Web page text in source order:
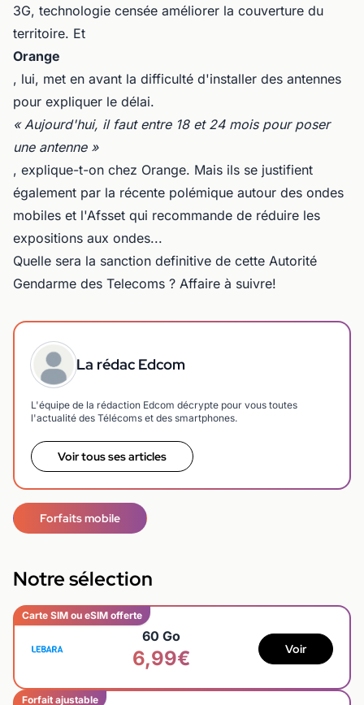
3G, technologie censée améliorer la couverture du
territoire. Et
Orange
, lui, met en avant la difficulté d'installer des antennes
pour expliquer le délai.
« Aujourd'hui, il faut entre 18 et 24 mois pour poser
une antenne »
, explique-t-on chez Orange. Mais ils se justifient
également par la récente polémique autour des ondes
mobiles et l'Afsset qui recommande de réduire les
expositions aux ondes...
Quelle sera la sanction definitive de cette Autorité
Gendarme des Telecoms ? Affaire à suivre!
La rédac Edcom
L'équipe de la rédaction Edcom décrypte pour vous toutes
l'actualité des Télécoms et des smartphones.
Voir tous ses articles
Forfaits mobile
Notre sélection
Carte SIM ou eSIM offerte
60 Go
6,99€ Voir
Forfait ajustable